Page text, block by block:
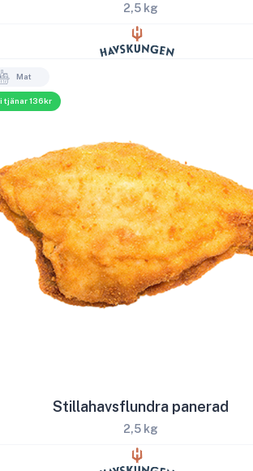
2,5 kg
tjänar 136kr
Mat
Stillahavsflundra panerad
2,5 kg